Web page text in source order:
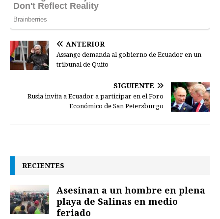
ANTERIOR
Assange demanda al gobierno de Ecuador en un
tribunal de Quito
SIGUIENTE
Rusia invita a Ecuador a participar en el Foro
Económico de San Petersburgo
RECIENTES
Asesinan a un hombre en plena
playa de Salinas en medio
feriado